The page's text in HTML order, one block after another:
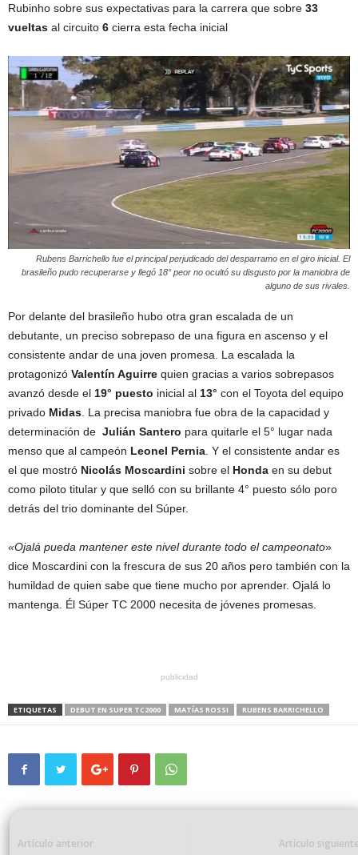
Rubinho sobre sus expectativas para la carrera que sobre 33
vueltas al circuito 6 cierra esta fecha inicial
Rubens Barrichello fue el principal perjudicado del desparramo en el giro inicial. El
brasileño pudo recuperarse y llegó 18° peor no ocultó su disgusto por la maniobra de
alguno de sus rivales.
Por delante del brasileño hubo otra gran escalada de un
debutante, un preciso sobrepaso de una figura en ascenso y el
consistente andar de una joven promesa. La escalada la
protagonizó Valentín Aguirre quien gracias a varios sobrepasos
avanzó desde el 19° puesto inicial al 13° con el Toyota del equipo
privado Midas . La precisa maniobra fue obra de la capacidad y
determinación de Julián Santero para quitarle el 5° lugar nada
menso que al campeón Leonel Pernia . Y el consistente andar es
el que mostró Nicolás Moscardini sobre el Honda en su debut
como piloto titular y que selló con su brillante 4° puesto sólo poro
detrás del trio dominante del Súper.
«Ojalá pueda mantener este nivel durante todo el campeonato»
dice Moscardini con la frescura de sus 20 años pero también con la
humildad de quien sabe que tiene mucho por aprender. Ojalá lo
mantenga. Él Súper TC 2000 necesita de jóvenes promesas.
publicidad
ETIQUETAS DEBUT EN SUPER TC2000 MATÍAS ROSSI RUBENS BARRICHELLO
Artículo anterior Artículo